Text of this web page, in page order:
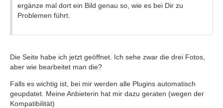
ergänze mal dort ein Bild genau so, wie es bei Dir zu
Problemen führt.
Die Seite habe ich jetzt geöffnet. Ich sehe zwar die drei Fotos,
aber wie bearbeitet man die?
Falls es wichtig ist, bei mir werden alle Plugins automatisch
geupdatet. Meine Anbieterin hat mir dazu geraten (wegen der
Kompatibilität)